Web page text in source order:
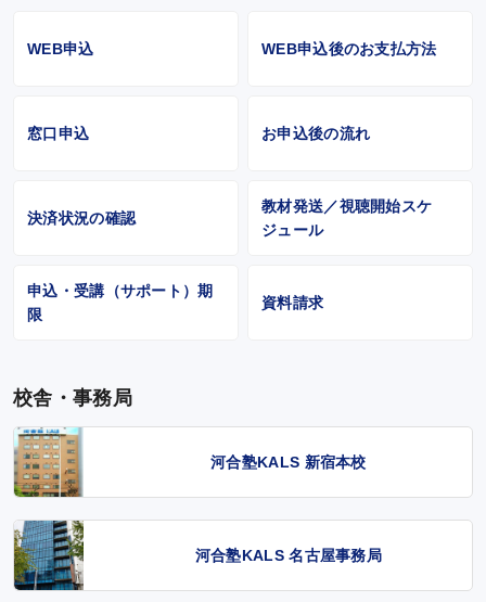
WEB申込 WEB申込後のお支払方法
窓口申込 お申込後の流れ
決済状況の確認
教材発送／視聴開始スケ
ジュール
申込・受講（サポート）期
限
資料請求
校舎・事務局
河合塾KALS 新宿本校
河合塾KALS 名古屋事務局